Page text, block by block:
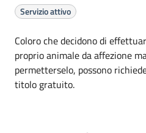
Servizio attivo
Coloro che decidono di
proprio animale da affezione
permetterselo, possono
titolo gratuito.